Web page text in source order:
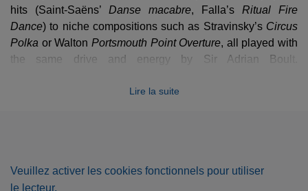
hits (Saint-Saëns’ Danse macabre, Falla’s Ritual Fire
Dance) to niche compositions such as Stravinsky’s Circus
Polka or Walton Portsmouth Point Overture, all played with
the same drive and energy by Sir Adrian Boult.
Lire la suite
Veuillez activer les cookies fonctionnels pour utiliser
le lecteur.